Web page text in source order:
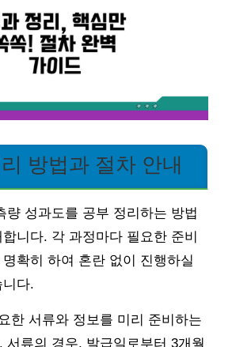
방법과 절차 안내
량 성과도를 공부 정리하는 방법
니다. 각 과정마다 필요한 준비
확히 하여 혼란 없이 진행하실
다.
한 서류와 정보를 미리 준비하는
서류의 경우, 발급일로부터 3개월